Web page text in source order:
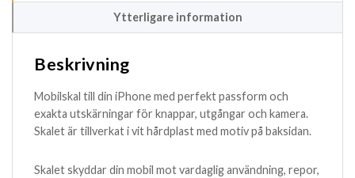
Ytterligare information
Beskrivning
Mobilskal till din iPhone med perfekt passform och
exakta utskärningar för knappar, utgångar och kamera.
Skalet är tillverkat i vit hårdplast med motiv på baksidan.
Skalet skyddar din mobil mot vardaglig användning, repor,